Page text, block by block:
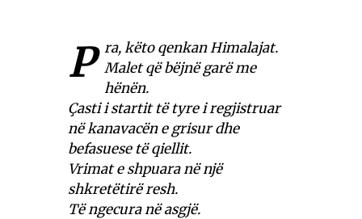
P ra, këto qenkan Himalajat.
Malet që bëjnë garë me
hënën.
Çasti i startit të tyre i regjistruar
në kanavacën e grisur dhe
befasuese të qiellit.
Vrimat e shpuara në një
shkretëtirë resh.
Të ngecura në asgjë.